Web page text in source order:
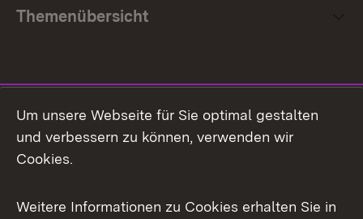
Themenübersicht
Facebook
X / Twitter
Um unsere Webseite für Sie optimal gestalten
und verbessern zu können, verwenden wir
Cookies.
Weitere Informationen zu Cookies erhalten Sie in